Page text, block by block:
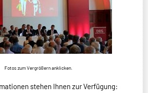
Fotos zum Vergrößern anklicken.
stehen Ihnen zur Verfügung: